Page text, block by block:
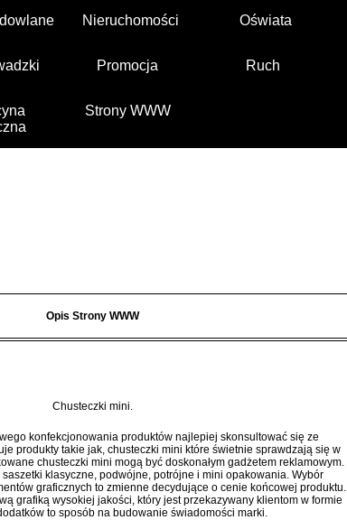
Nieruchomości Oświata
Promocja Ruch
Strony WWW
Opis Strony WWW
Chusteczki mini.
konfekcjonowania produktów najlepiej skonsultować się ze
produkty takie jak, chusteczki mini które świetnie sprawdzają się w
chusteczki mini mogą być doskonałym gadżetem reklamowym.
klasyczne, podwójne, potrójne i mini opakowania. Wybór
graficznych to zmienne decydujące o cenie końcowej produktu.
grafiką wysokiej jakości, który jest przekazywany klientom w formie
to sposób na budowanie świadomości marki.